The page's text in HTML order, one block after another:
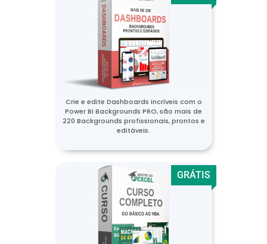
Crie e edite Dashboards incríveis com o
Power BI Backgrounds PRO, são mais de
220 Backgrounds profissionais, prontos e
editáveis.
GRÁTIS